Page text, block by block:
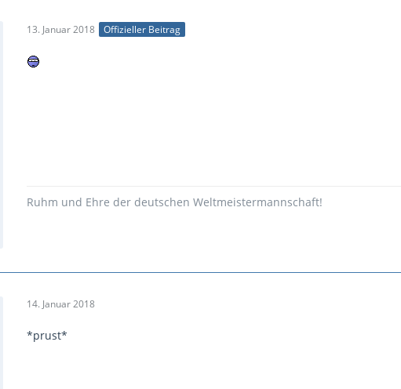
13. Januar 2018 Offizieller Beitrag
Ruhm und Ehre der deutschen Weltmeistermannschaft!
14. Januar 2018
*prust*